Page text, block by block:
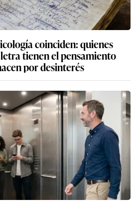
coinciden: quienes
tienen el pensamiento
por desinterés